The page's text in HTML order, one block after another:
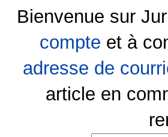
Bienvenue sur
compte et à
adresse de
article en